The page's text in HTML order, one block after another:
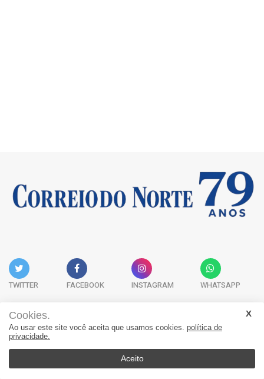
TWITTER FACEBOOK INSTAGRAM WHATSAPP
Acervo Digital Fale Conosco Quem Somos
Cookies.
Ao usar este site você aceita que usamos cookies. política de
privacidade.
Aceito